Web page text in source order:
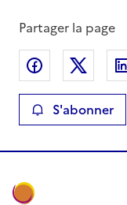
Partager la page
Partager sur
S'abonner